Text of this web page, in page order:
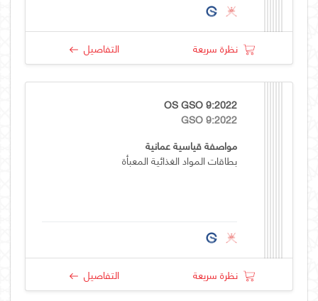
نظرة سريعة التفاصيل
OS GSO 9:2022
GSO 9:2022
مواصفة قياسية عمانية
بطاقات المواد الغذائية المعبأة
نظرة سريعة التفاصيل